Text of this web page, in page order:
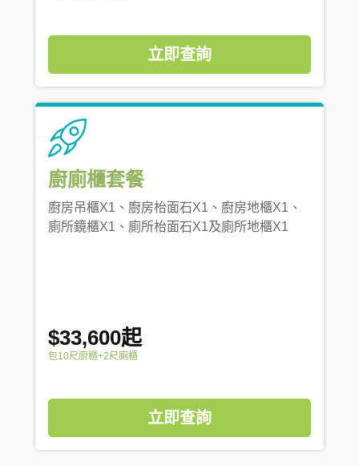
立即查詢
廚廁櫃套餐
廚房吊櫃X1、廚房枱面石X1、廚房地櫃X1、
廁所鏡櫃X1、廁所枱面石X1及廁所地櫃X1
$33,600起
包10尺廚櫃+2尺廁櫃
立即查詢